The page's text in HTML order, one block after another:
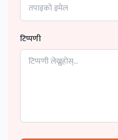
टिप्पणी